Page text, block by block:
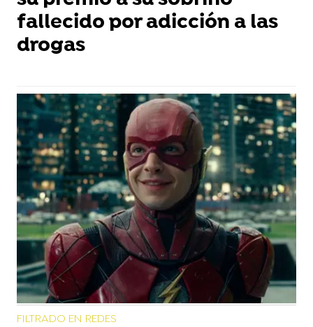
fallecido por adicción a las
drogas
FILTRADO EN REDES